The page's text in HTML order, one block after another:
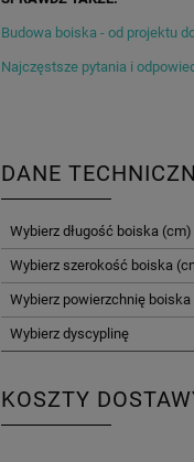
Budowa boiska - od projektu
Najczęstsze pytania i
DANE
Wybierz długość boiska (cm)
Wybierz szerokość boiska
Wybierz powierzchnię boiska
Wybierz dyscyplinę
KOSZTY